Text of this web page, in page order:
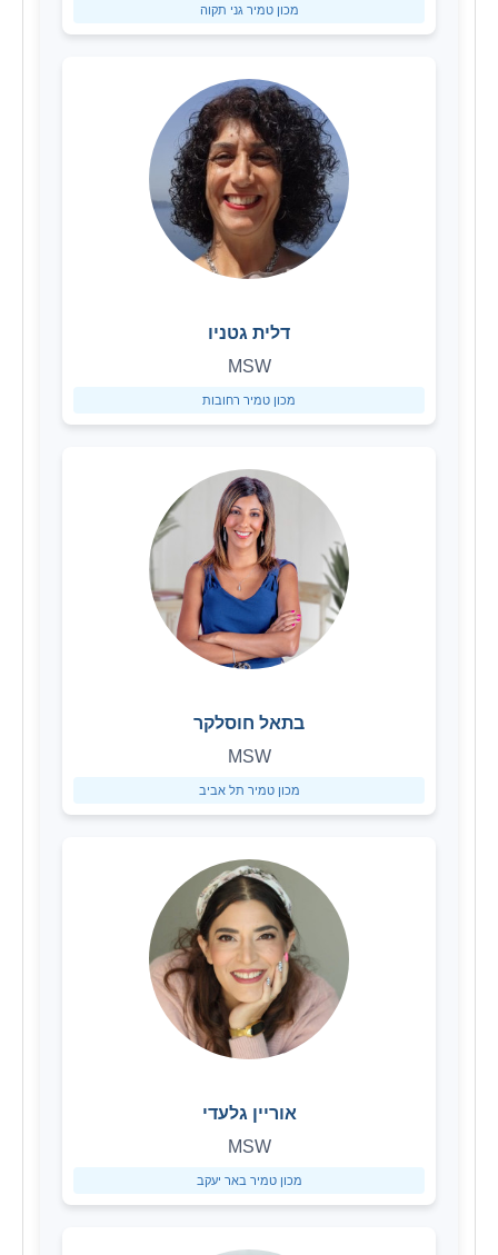
מכון טמיר גני תקוה
דלית גטניו
MSW
מכון טמיר רחובות
בתאל חוסלקר
MSW
מכון טמיר תל אביב
אוריין גלעדי
MSW
מכון טמיר באר יעקב